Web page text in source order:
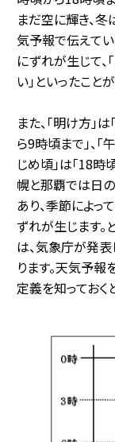
まだ空に輝き、
気予報で伝えて
にずれが生じて
い」といったこと
また、「明け方」
ら9時頃まで」、「
じめ頃」は「18時
幌と那覇では日
あり、季節によ
ずれが生じます
は、気象庁が発
ります。天気予
定義を知っておく